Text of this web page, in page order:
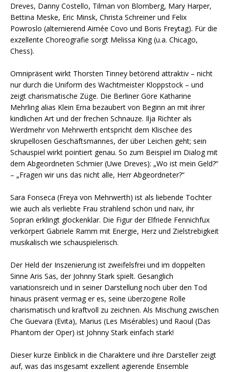
Dreves, Danny Costello, Tilman von Blomberg, Mary Harper,
Bettina Meske, Eric Minsk, Christa Schreiner und Felix
Powroslo (alternierend Aimée Covo und Boris Freytag). Für die
exzellente Choreografie sorgt Melissa King (u.a. Chicago,
Chess).
Omnipräsent wirkt Thorsten Tinney betörend attraktiv – nicht
nur durch die Uniform des Wachtmeister Kloppstock – und
zeigt charismatische Züge. Die Berliner Göre Katharine
Mehrling alias Klein Erna bezaubert von Beginn an mit ihrer
kindlichen Art und der frechen Schnauze. Ilja Richter als
Werdmehr von Mehrwerth entspricht dem Klischee des
skrupellosen Geschäftsmannes, der über Leichen geht; sein
Schauspiel wirkt pointiert genau. So zum Beispiel im Dialog mit
dem Abgeordneten Schmier (Uwe Dreves): „Wo ist mein Geld?“
– „Fragen wir uns das nicht alle, Herr Abgeordneter?“
Sara Fonseca (Freya von Mehrwerth) ist als liebende Tochter
wie auch als verliebte Frau strahlend schön und naiv, ihr
Sopran erklingt glockenklar. Die Figur der Elfriede Fennichfux
verkörpert Gabriele Ramm mit Energie, Herz und Zielstrebigkeit
musikalisch wie schauspielerisch.
Der Held der Inszenierung ist zweifelsfrei und im doppelten
Sinne Aris Sas, der Johnny Stark spielt. Gesanglich
variationsreich und in seiner Darstellung noch über den Tod
hinaus präsent vermag er es, seine überzogene Rolle
charismatisch und kraftvoll zu zeichnen. Als Mischung zwischen
Che Guevara (Evita), Marius (Les Misérables) und Raoul (Das
Phantom der Oper) ist Johnny Stark einfach stark!
Dieser kurze Einblick in die Charaktere und ihre Darsteller zeigt
auf, was das insgesamt exzellent agierende Ensemble